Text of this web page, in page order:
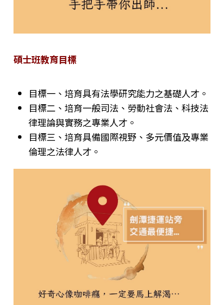
碩士班教育目標
目標一、培育具有法學研究能力之基礎人才。
目標二、培育一般司法、勞動社會法、科技法
律理論與實務之專業人才。
目標三、培育具備國際視野、多元價值及專業
倫理之法律人才。